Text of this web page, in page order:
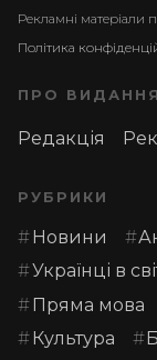
Рекламні матеріали
Політика
ПРО ВИДАННЯ
Редакція
РУБРИКИ
Новини
Українці в
Пряма мова
Культура